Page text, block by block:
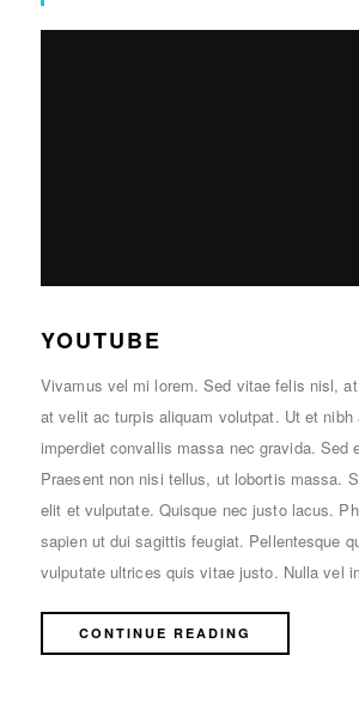
YOUTUBE
Vivamus vel mi lorem. Sed vitae felis nisl,
at velit ac turpis aliquam volutpat. Ut et nibh
imperdiet convallis massa nec gravida. Sed
Praesent non nisi tellus, ut lobortis massa.
elit et vulputate. Quisque nec justo lacus.
sapien ut dui sagittis feugiat. Pellentesque
vulputate ultrices quis vitae justo. Nulla vel
CONTINUE READING